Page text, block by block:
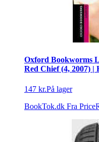
Oxford Bookworms
Red Chief (4, 2007) |
147 kr.På lager
BookTok.dk Fra